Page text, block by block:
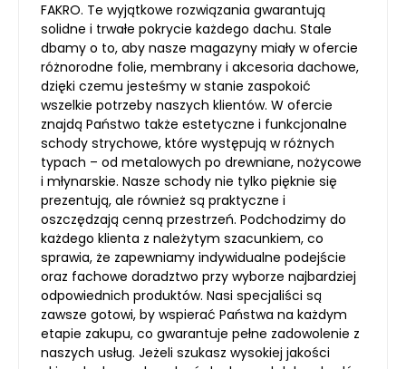
FAKRO. Te wyjątkowe rozwiązania gwarantują
solidne i trwałe pokrycie każdego dachu. Stale
dbamy o to, aby nasze magazyny miały w ofercie
różnorodne folie, membrany i akcesoria dachowe,
dzięki czemu jesteśmy w stanie zaspokoić
wszelkie potrzeby naszych klientów. W ofercie
znajdą Państwo także estetyczne i funkcjonalne
schody strychowe, które występują w różnych
typach – od metalowych po drewniane, nożycowe
i młynarskie. Nasze schody nie tylko pięknie się
prezentują, ale również są praktyczne i
oszczędzają cenną przestrzeń. Podchodzimy do
każdego klienta z należytym szacunkiem, co
sprawia, że zapewniamy indywidualne podejście
oraz fachowe doradztwo przy wyborze najbardziej
odpowiednich produktów. Nasi specjaliści są
zawsze gotowi, by wspierać Państwa na każdym
etapie zakupu, co gwarantuje pełne zadowolenie z
naszych usług. Jeżeli szukasz wysokiej jakości